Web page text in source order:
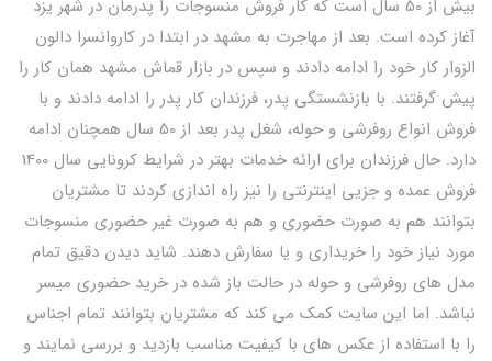
بیش از 50 سال است که کار فروش منسوجات را پدرمان در شهر یزد
آغاز کرده است. بعد از مهاجرت به مشهد در ابتدا در کاروانسرا دالون
الزوار کار خود را ادامه دادند و سپس در بازار قماش مشهد همان کار را
پیش گرفتند. با بازنشستگی پدر، فرزندان کار پدر را ادامه دادند و با
فروش انواع روفرشی و حوله، شغل پدر بعد از 50 سال همچنان ادامه
دارد. حال فرزندان برای ارائه خدمات بهتر در شرایط کرونایی سال 1400
فروش عمده و جزیی اینترنتی را نیز راه اندازی کردند تا مشتریان
بتوانند هم به صورت حضوری و هم به صورت غیر حضوری منسوجات
مورد نیاز خود را خریداری و یا سفارش دهند. شاید دیدن دقیق تمام
مدل های روفرشی و حوله در حالت باز شده در خرید حضوری میسر
نباشد. اما این سایت کمک می کند که مشتریان بتوانند تمام اجناس
را با استفاده از عکس های با کیفیت مناسب بازدید و بررسی نمایند و